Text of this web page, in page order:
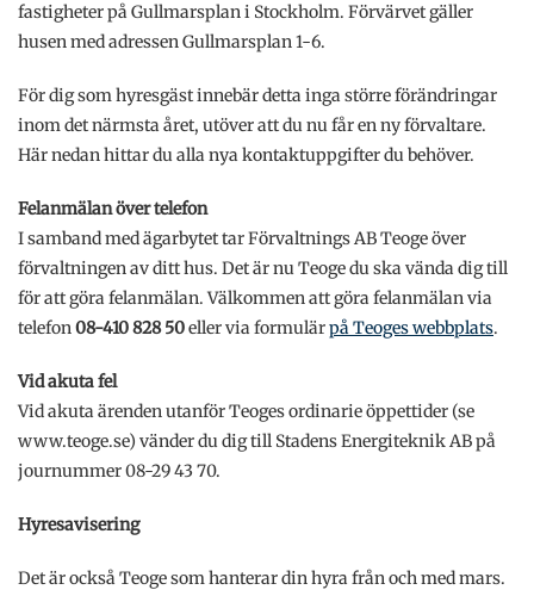
fastigheter på Gullmarsplan i Stockholm. Förvärvet gäller
husen med adressen Gullmarsplan 1-6.
För dig som hyresgäst innebär detta inga större förändringar
inom det närmsta året, utöver att du nu får en ny förvaltare.
Här nedan hittar du alla nya kontaktuppgifter du behöver.
Felanmälan över telefon
I samband med ägarbytet tar Förvaltnings AB Teoge över
förvaltningen av ditt hus. Det är nu Teoge du ska vända dig till
för att göra felanmälan. Välkommen att göra felanmälan via
telefon08-410828 50eller via formulärpå Teoges webbplats.
Vid akuta fel
Vid akuta ärenden utanför Teoges ordinarie öppettider (se
www.teoge.se) vänder du dig till Stadens Energiteknik AB på
journummer 08-29 43 70.
Hyresavisering
Det är också Teoge som hanterar din hyra från och med mars.